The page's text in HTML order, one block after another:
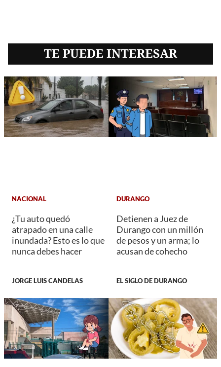
TE PUEDE INTERESAR
NACIONAL
¿Tu auto quedó
atrapado en una calle
inundada? Esto es lo que
nunca debes hacer
JORGE LUIS CANDELAS
DURANGO
Detienen a Juez de
Durango con un millón
de pesos y un arma; lo
acusan de cohecho
EL SIGLO DE DURANGO